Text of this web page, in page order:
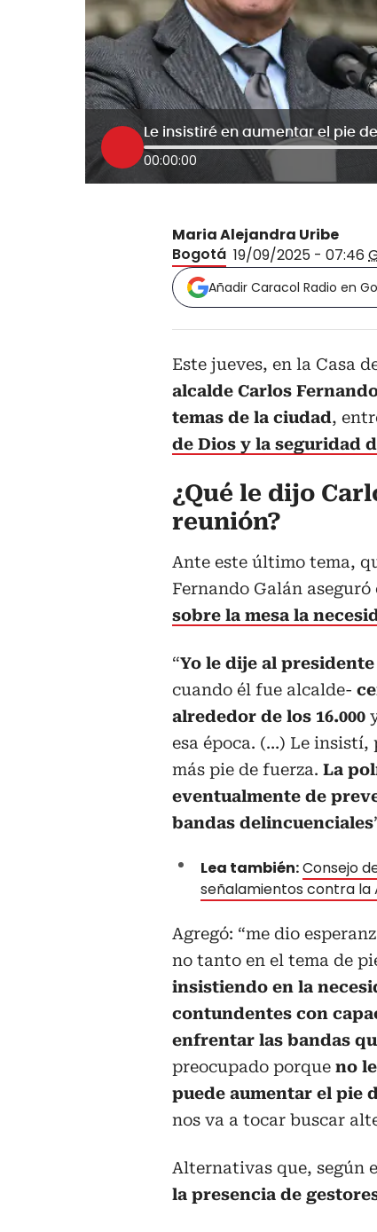
00:00:00
Maria Alejandra Uribe
Bogotá 19/09/2025 - 07:46
Añadir Caracol Radio en
Este jueves, en la Casa
alcalde Carlos
temas de la ciudad,
de Dios y la seguridad
¿Qué le dijo
reunión?
Ante este último tema,
Fernando Galán
sobre la mesa la
“Yo le dije al
cuando él fue alcalde-
alrededor de los 16.000
esa época. (…) Le insistí,
más pie de fuerza. La
eventualmente de
bandas delincuenciales
Lea también:Consejo
señalamientos contra la
Agregó: “me dio
no tanto en el tema de
insistiendo en la
contundentes con
enfrentar las bandas
preocupado porque no
puede aumentar el pie
nos va a tocar buscar
Alternativas que, según
la presencia de